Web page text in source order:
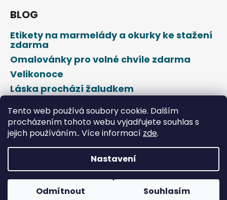
Tento web používá soubory cookie. Dalším
procházením tohoto webu vyjadřujete souhlas s
jejich používáním.. Více informací zde.
Nastavení
Odmítnout Souhlasím
í
?
HLEDAT
D
o
o
r
BLOG
Etikety na marmelády a okurky ke stažení
zdarma
Omalovánky pro volné chvíle zdarma
Velikonoce
Láska prochází žaludkem
Vytvořil Shoptet
Copyright 2026DROPAP . Všechna práva vyhrazena.